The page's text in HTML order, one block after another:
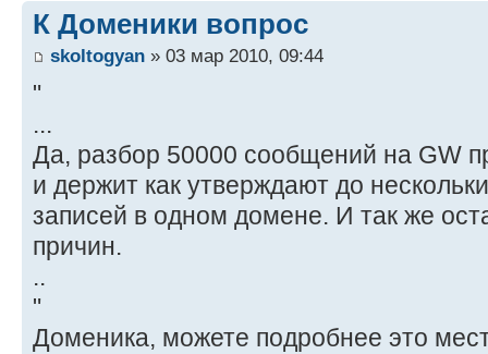
К Доменики вопрос
skoltogyan » 03 мар 2010, 09:44
"
...
Да, разбор 50000 сообщений на GW
и держит как утверждают до
записей в одном домене. И так же
причин.
..
"
Доменика, можете подробнее это